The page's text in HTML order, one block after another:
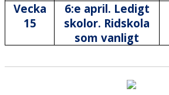
Vecka
15
6:e april. Ledigt
skolor. Ridskola
som vanligt